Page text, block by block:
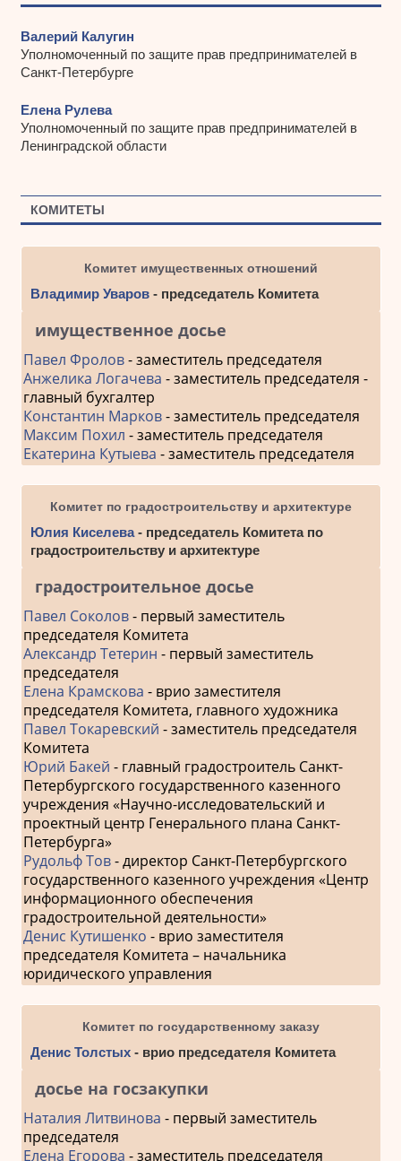
Валерий Калугин
Уполномоченный по защите прав предпринимателей в
Санкт-Петербурге
Елена Рулева
Уполномоченный по защите прав предпринимателей в
Ленинградской области
КОМИТЕТЫ
Комитет имущественных отношений
Владимир Уваров- председатель Комитета
имущественное досье
Павел Фролов- заместитель председателя
Анжелика Логачева - заместитель председателя -
главный бухгалтер
Константин Марков- заместитель председателя
Максим Похил - заместитель председателя
Екатерина Кутыева - заместитель председателя
Комитет по градостроительству и архитектуре
Юлия Киселева- председатель Комитета по
градостроительству и архитектуре
градостроительное досье
Павел Соколов- первый заместитель
председателя Комитета
Александр Тетерин - первый заместитель
председателя
Елена Крамскова - врио заместителя
председателя Комитета, главного художника
Павел Токаревский - заместитель председателя
Комитета
Юрий Бакей - главный градостроитель Санкт-
Петербургского государственного казенного
учреждения «Научно-исследовательский и
проектный центр Генерального плана Санкт-
Петербурга»
Рудольф Тов- директор Санкт-Петербургского
государственного казенного учреждения «Центр
информационного обеспечения
градостроительной деятельности»
Денис Кутишенко - врио заместителя
председателя Комитета – начальника
юридического управления
Комитет по государственному заказу
Денис Толстых- врио председателя Комитета
досье на госзакупки
Наталия Литвинова - первый заместитель
председателя
Елена Егорова - заместитель председателя